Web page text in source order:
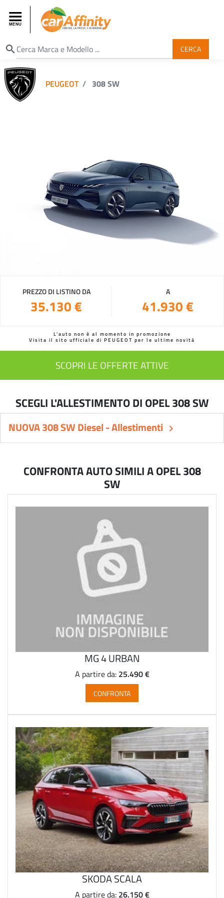
search CERCA
PEUGEOT 308 SW
PREZZO DI LISTINO DA
35.130 €
A
41.930 €
L'auto non è al momento in promozione
Visita il sito ufficiale di PEUGEOT per le ultime novità
SCOPRI LE OFFERTE ATTIVE
SCEGLI L'ALLESTIMENTO DI OPEL 308 SW
NUOVA 308 SW Diesel - Allestimenti keyboard_arrow_right
CONFRONTA AUTO SIMILI A OPEL 308
SW
MG 4 URBAN
A partire da: 25.490 €
CONFRONTA
SKODA SCALA
A partire da: 26.150 €